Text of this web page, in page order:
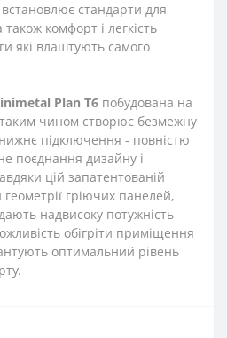
встановлює стандарти для
комфорт і легкість
які влаштують самого
Plan T6 побудована на
таким чином створює безмежну
підключення - повністю
поєднання дизайну і
цій запатентованій
геометрії гріючих панелей,
надвисоку потужність
обігріти приміщення
оптимальний рівень